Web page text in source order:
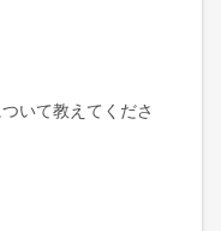
いて教えてくださ